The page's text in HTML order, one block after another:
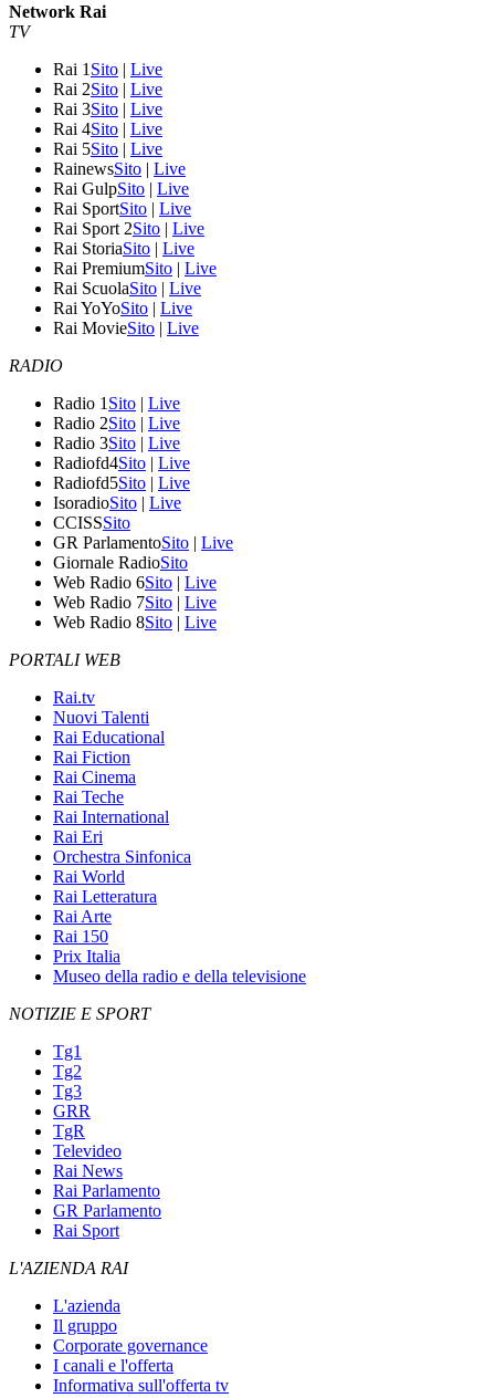
Network Rai
TV
Rai 1 Sito | Live
Rai 2Sito | Live
Rai 3Sito | Live
Rai 4Sito | Live
Rai 5Sito | Live
RainewsSito | Live
Rai GulpSito | Live
Rai SportSito | Live
Rai Sport 2Sito | Live
Rai StoriaSito | Live
Rai PremiumSito | Live
Rai ScuolaSito | Live
Rai YoYoSito | Live
Rai MovieSito | Live
RADIO
Radio 1 Sito | Live
Radio 2Sito | Live
Radio 3Sito | Live
Radiofd4Sito | Live
Radiofd5Sito | Live
IsoradioSito | Live
CCISSSito
GR ParlamentoSito | Live
Giornale RadioSito
Web Radio 6Sito | Live
Web Radio 7Sito | Live
Web Radio 8Sito | Live
PORTALI WEB
Rai.tv
Nuovi Talenti
Rai Educational
Rai Fiction
Rai Cinema
Rai Teche
Rai International
Rai Eri
Orchestra Sinfonica
Rai World
Rai Letteratura
Rai Arte
Rai 150
Prix Italia
Museo della radio e della televisione
NOTIZIE E SPORT
Tg1
Tg2
Tg3
GRR
TgR
Televideo
Rai News
Rai Parlamento
GR Parlamento
Rai Sport
L'AZIENDA RAI
L'azienda
Il gruppo
Corporate governance
I canali e l'offerta
Informativa sull'offerta tv